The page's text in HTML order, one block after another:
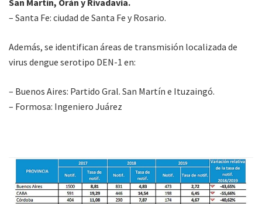
– Santa Fe: ciudad de Santa Fe y Rosario.
Además, se identifican áreas de transmisión localizada de
virus dengue serotipo DEN-1 en:
– Buenos Aires: Partido Gral. San Martín e Ituzaingó.
– Formosa: Ingeniero Juárez